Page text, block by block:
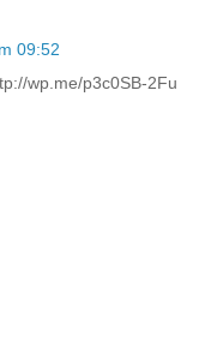
09:52
wp.me/p3c0SB-2Fu